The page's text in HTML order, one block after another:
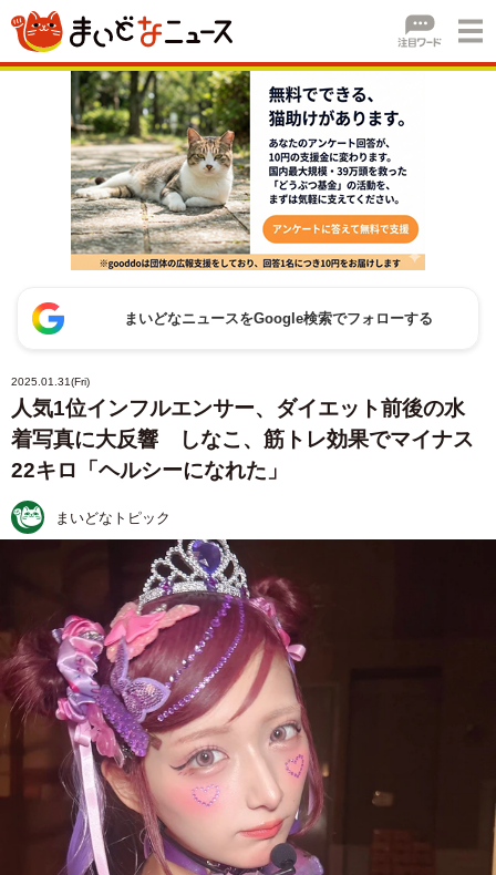
まいどなニュースをGoogle検索でフォローする
2025.01.31(Fri)
人気1位インフルエンサー、ダイエット前後の水
着写真に大反響 しなこ、筋トレ効果でマイナス
22キロ「ヘルシーになれた」
まいどなトピック